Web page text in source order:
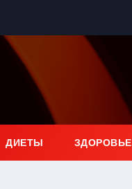
ДИЕТЫ ЗДОРОВЬЕ